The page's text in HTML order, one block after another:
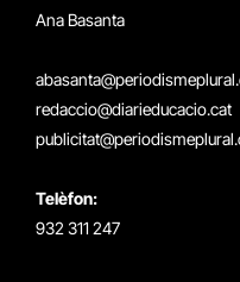
Ana Basanta
redaccio@diarieducacio.cat
Telèfon:
932 311 247